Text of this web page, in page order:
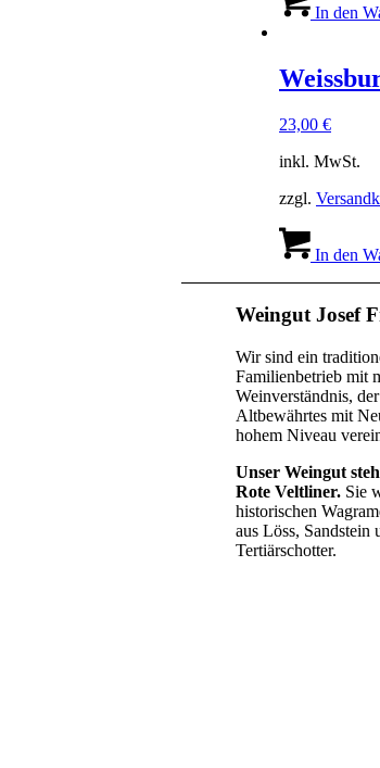
In den
23,00 €
inkl. MwSt.
zzgl.
In den
Weingut Josef
Wir sind ein
Familienbetrieb mit
Weinverständnis, der
Altbewährtes mit
hohem Niveau
Unser Weingut
Rote Veltliner. Sie
historischen
aus Löss, Sandstein
Tertiärschotter.